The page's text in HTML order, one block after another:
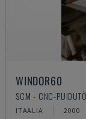
WINDOR60
SCM - CNC-
ITAALIA 2000